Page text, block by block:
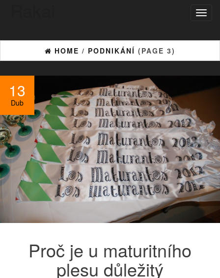
HOME / PODNIKÁNÍ (PAGE 3)
13
Dub
Proč je u maturitního
plesu důležitý